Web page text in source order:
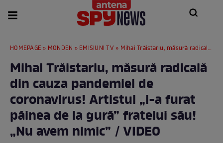
HOMEPAGE » MONDEN » EMISIUNI TV » Mihai Trăistariu, măsură radicală din cauza pandemiei de coronavirus! Artistul „i-a furat pâinea de la gură” fratelui său! „Nu avem nimic” / VIDEO
Mihai Trăistariu, măsură radicală
din cauza pandemiei de
coronavirus! Artistul „i-a furat
pâinea de la gură” fratelui său!
„Nu avem nimic” / VIDEO